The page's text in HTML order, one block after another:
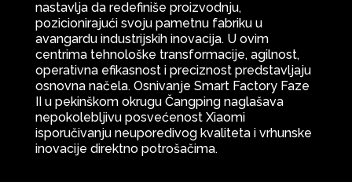
nastavlja da redefiniše proizvodnju,
pozicionirajući svoju pametnu fabriku u
avangardu industrijskih inovacija. U ovim
centrima tehnološke transformacije, agilnost,
operativna efikasnost i preciznost predstavljaju
osnovna načela. Osnivanje Smart Factory Faze
II u pekinškom okrugu Čangping naglašava
nepokolebljivu posvećenost Xiaomi
isporučivanju neuporedivog kvaliteta i vrhunske
inovacije direktno potrošačima.